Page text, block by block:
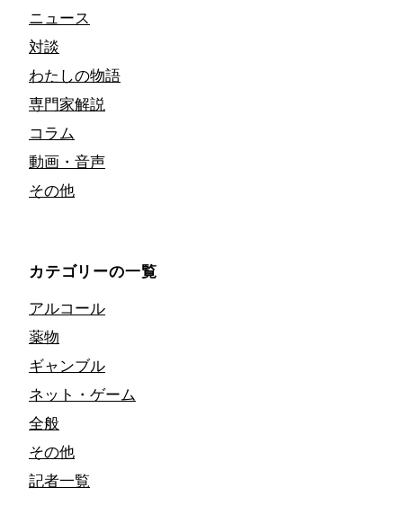
ニュース
対談
わたしの物語
専門家解説
コラム
動画・音声
その他
カテゴリーの一覧
アルコール
薬物
ギャンブル
ネット・ゲーム
全般
その他
記者一覧